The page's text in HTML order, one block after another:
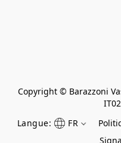
Copyright © Barazzoni
Langue:
FR